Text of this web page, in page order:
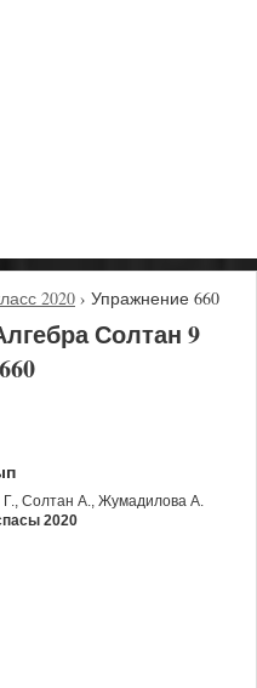
2020 › Упражнение 660
Солтан 9
Солтан А., Жумадилова А.
2020